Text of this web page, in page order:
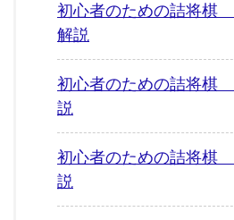
初心者のための詰将
解説
初心者のための詰将
説
初心者のための詰将
説